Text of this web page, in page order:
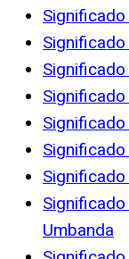
Umbanda